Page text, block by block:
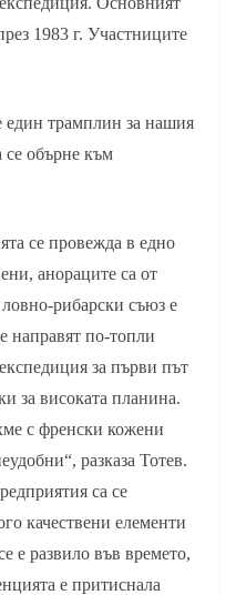
1983 г. Участниците
един трамплин за нашия
се обърне към
се провежда в едно
анораците са от
рибарски съюз е
направят по-топли
за първи път
за високата планина.
с френски кожени
разказа Тотев.
са се
качествени елементи
е развило във времето,
е притиснала